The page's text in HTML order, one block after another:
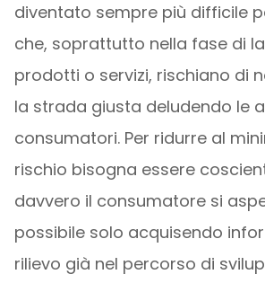
diventato sempre più difficile
che, soprattutto nella fase di
prodotti o servizi, rischiano di
la strada giusta deludendo le
consumatori. Per ridurre al
rischio bisogna essere
davvero il consumatore si
possibile solo acquisendo
rilievo già nel percorso di